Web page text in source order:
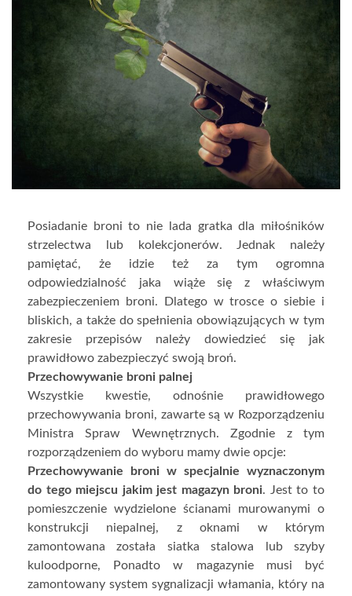
Posiadanie broni to nie lada gratka dla miłośników
strzelectwa lub kolekcjonerów. Jednak należy
pamiętać, że idzie też za tym ogromna
odpowiedzialność jaka wiąże się z właściwym
zabezpieczeniem broni. Dlatego w trosce o siebie i
bliskich, a także do spełnienia obowiązujących w tym
zakresie przepisów należy dowiedzieć się jak
prawidłowo zabezpieczyć swoją broń.
Przechowywanie broni palnej
Wszystkie kwestie, odnośnie prawidłowego
przechowywania broni, zawarte są w Rozporządzeniu
Ministra Spraw Wewnętrznych. Zgodnie z tym
rozporządzeniem do wyboru mamy dwie opcje:
Przechowywanie broni w specjalnie wyznaczonym
do tego miejscu jakim jest magazyn broni. Jest to to
pomieszczenie wydzielone ścianami murowanymi o
konstrukcji niepalnej, z oknami w którym
zamontowana została siatka stalowa lub szyby
kuloodporne, Ponadto w magazynie musi być
zamontowany system sygnalizacji włamania, który na